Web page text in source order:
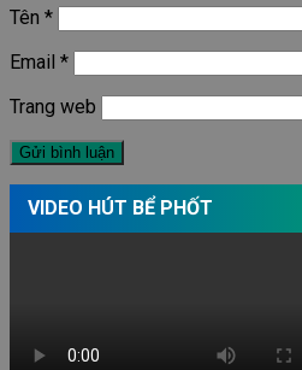
Tên *
Email *
Trang web
VIDEO HÚT BỂ PHỐT